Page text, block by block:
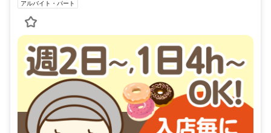
アルバイト・パート